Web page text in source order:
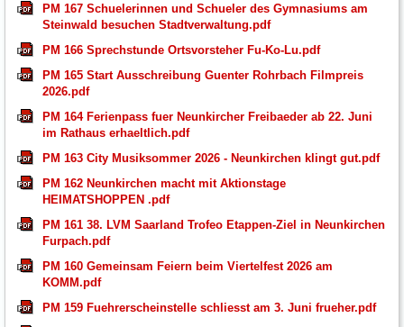
PM 167 Schuelerinnen und Schueler des Gymnasiums am
Steinwald besuchen Stadtverwaltung.pdf
PM 166 Sprechstunde Ortsvorsteher Fu-Ko-Lu.pdf
PM 165 Start Ausschreibung Guenter Rohrbach Filmpreis
2026.pdf
PM 164 Ferienpass fuer Neunkircher Freibaeder ab 22. Juni
im Rathaus erhaeltlich.pdf
PM 163 City Musiksommer 2026 - Neunkirchen klingt gut.pdf
PM 162 Neunkirchen macht mit Aktionstage
HEIMATSHOPPEN .pdf
PM 161 38. LVM Saarland Trofeo Etappen-Ziel in Neunkirchen
Furpach.pdf
PM 160 Gemeinsam Feiern beim Viertelfest 2026 am
KOMM.pdf
PM 159 Fuehrerscheinstelle schliesst am 3. Juni frueher.pdf